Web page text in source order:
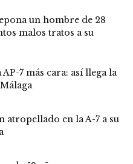
un hombre de 28
malos tratos a su
7 más cara: así llega la
atropellado en la A-7 a su